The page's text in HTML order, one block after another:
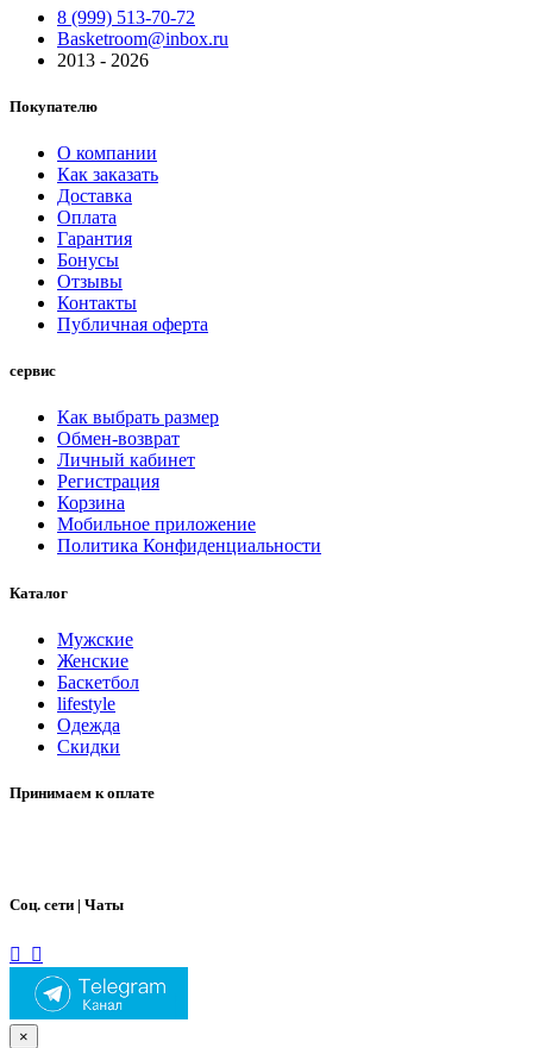
8 (999) 513-70-72
Basketroom@inbox.ru
2013 - 2026
Покупателю
О компании
Как заказать
Доставка
Оплата
Гарантия
Бонусы
Отзывы
Контакты
Публичная оферта
сервис
Как выбрать размер
Обмен-возврат
Личный кабинет
Регистрация
Корзина
Мобильное приложение
Политика Конфиденциальности
Каталог
Мужские
Женские
Баскетбол
lifestyle
Одежда
Скидки
Принимаем к оплате
Соц. сети | Чаты
×